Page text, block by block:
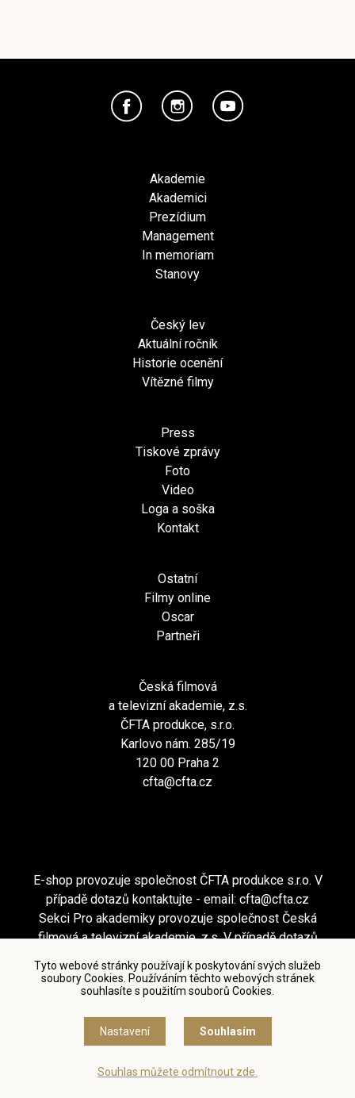
Tyto webové stránky používají k poskytování svých služeb
soubory Cookies. Používáním těchto webových stránek
souhlasíte s použitím souborů Cookies.
Nastavení Souhlasím
Souhlas můžete odmítnout zde.
Akademie
Akademici
Prezídium
Management
In memoriam
Stanovy
Český lev
Aktuální ročník
Historie ocenění
Vítězné filmy
Press
Tiskové zprávy
Foto
Video
Loga a soška
Kontakt
Ostatní
Filmy online
Oscar
Partneři
Česká filmová
a televizní akademie, z.s.
ČFTA produkce, s.r.o.
Karlovo nám. 285/19
120 00 Praha 2
cfta@cfta.cz
E-shop provozuje společnost ČFTA produkce s.r.o. V
případě dotazů kontaktujte - email: cfta@cfta.cz
Sekci Pro akademiky provozuje společnost Česká
filmová a televizní akademie, z.s. V případě dotazů
Podmínky užití a zásady ochrany osobních údajů
Nastavení cookies